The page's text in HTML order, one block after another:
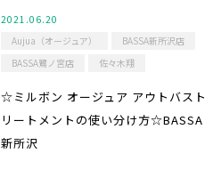
2021.06.20
Aujua（オージュア）
BASSA新所沢店
BASSA鷺ノ宮店
佐々木翔
☆ミルボン オージュア アウトバスト
リートメントの使い分け方☆BASSA
新所沢